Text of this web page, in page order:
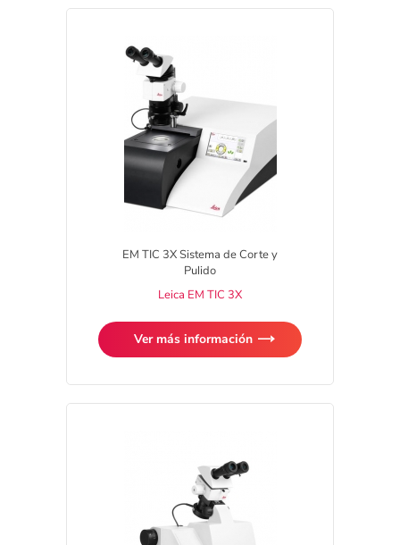
EM TIC 3X Sistema de Corte y
Pulido
Leica EM TIC 3X
Ver más información